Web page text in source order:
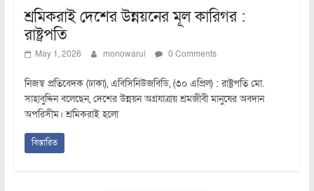
শ্রমিকরাই দেশের উন্নয়নের মূল কারিগর :
রাষ্ট্রপতি
May 1, 2026 monowarul 0 Comments
নিজস্ব প্রতিবেদক (ঢাকা), এবিসিনিউজবিডি, (৩০ এপ্রিল) : রাষ্ট্রপতি মো.
সাহাবুদ্দিন বলেছেন, দেশের উন্নয়ন অগ্রযাত্রায় শ্রমজীবী মানুষের অবদান
অপরিসীম। শ্রমিকরাই হলো
বিস্তারিত